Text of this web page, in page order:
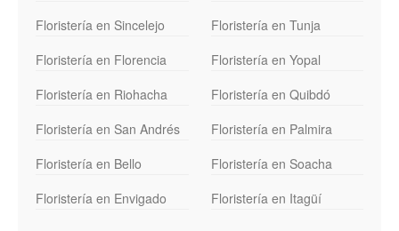
Floristería en Sincelejo
Floristería en Tunja
Floristería en Florencia
Floristería en Yopal
Floristería en Riohacha
Floristería en Quibdó
Floristería en San Andrés
Floristería en Palmira
Floristería en Bello
Floristería en Soacha
Floristería en Envigado
Floristería en Itagüí